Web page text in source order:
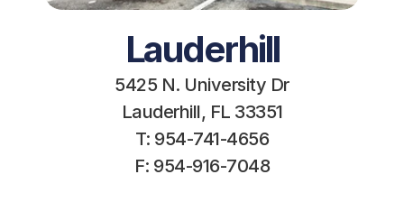
Lauderhill
5425 N. University Dr
Lauderhill, FL 33351
T: 954-741-4656
F: 954-916-7048